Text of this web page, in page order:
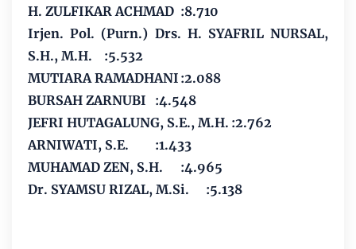
H. ZULFIKAR ACHMAD :8.710
Irjen. Pol. (Purn.) Drs. H. SYAFRIL NURSAL,
S.H., M.H.
:5.532
MUTIARA RAMADHANI :2.088
BURSAH ZARNUBI
:4.548
JEFRI HUTAGALUNG, S.E., M.H. :2.762
ARNIWATI, S.E.
:1.433
MUHAMAD ZEN, S.H.
:4.965
Dr. SYAMSU RIZAL, M.Si.
:5.138